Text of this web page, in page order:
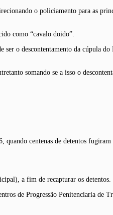
o policiamento para as
como “cavalo doido”.
o descontentamento da cúpula
somando se a isso o
centenas de detentos fugiram
a fim de recapturar os detentos.
de Progressão Penitenciaria de